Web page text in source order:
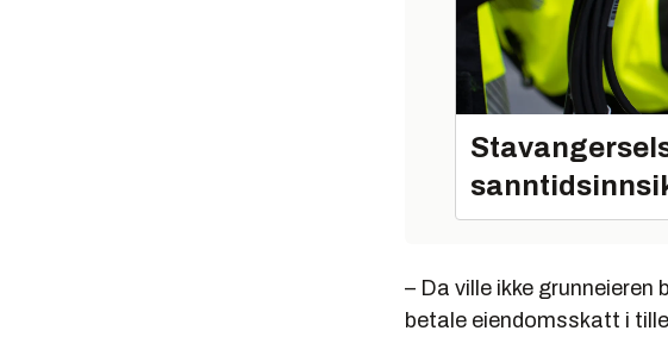
– Da ville ikke
betale eiendomsskatt i